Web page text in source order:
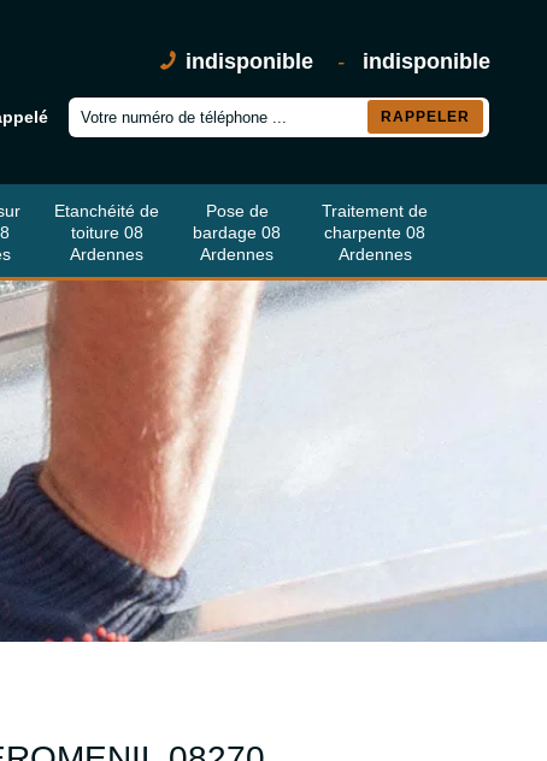
indisponible - indisponible
Etanchéité de
toiture 08
Ardennes
Pose de
bardage 08
Ardennes
Traitement de
charpente 08
Ardennes